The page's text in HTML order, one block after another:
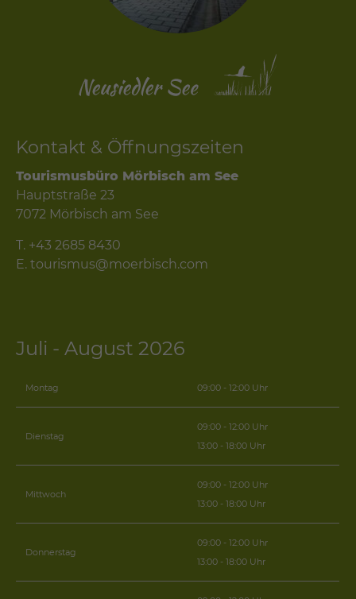
Kontakt & Öffnungszeiten
Tourismusbüro Mörbisch am See
Hauptstraße 23
7072 Mörbisch am See
T. +43 2685 8430
E. tourismus@moerbisch.com
Juli - August 2026
Montag 09:00 - 12:00 Uhr
Dienstag
09:00 - 12:00 Uhr
13:00 - 18:00 Uhr
Mittwoch
09:00 - 12:00 Uhr
13:00 - 18:00 Uhr
Donnerstag
09:00 - 12:00 Uhr
13:00 - 18:00 Uhr